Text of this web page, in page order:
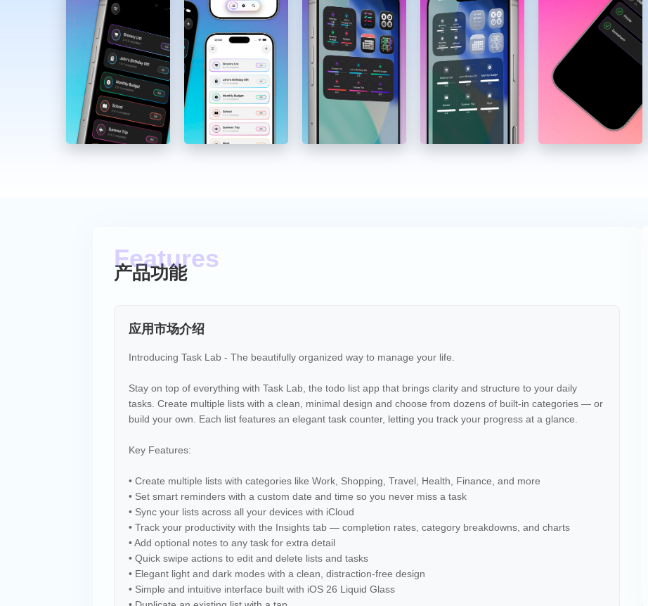
产品功能
应用市场介绍
Introducing Task Lab - The beautifully organized way to manage your life.
Stay on top of everything with Task Lab, the todo list app that brings clarity and structure to your daily
tasks. Create multiple lists with a clean, minimal design and choose from dozens of built-in categories — or
build your own. Each list features an elegant task counter, letting you track your progress at a glance.
Key Features:
• Create multiple lists with categories like Work, Shopping, Travel, Health, Finance, and more
• Set smart reminders with a custom date and time so you never miss a task
• Sync your lists across all your devices with iCloud
• Track your productivity with the Insights tab — completion rates, category breakdowns, and charts
• Add optional notes to any task for extra detail
• Quick swipe actions to edit and delete lists and tasks
• Elegant light and dark modes with a clean, distraction-free design
• Simple and intuitive interface built with iOS 26 Liquid Glass